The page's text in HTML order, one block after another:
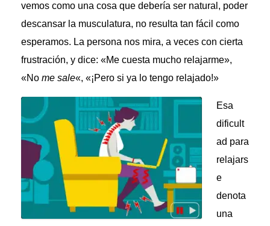
vemos como una cosa que debería ser natural, poder
descansar la musculatura, no resulta tan fácil como
esperamos. La persona nos mira, a veces con cierta
frustración, y dice: «Me cuesta mucho relajarme»,
«No me sale«, «¡Pero si ya lo tengo relajado!»
Esa
dificult
ad para
relajars
e
denota
una